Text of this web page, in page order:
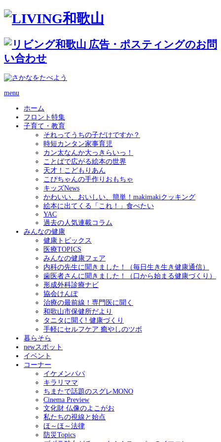
menu
ホーム
フロント特集
子育て・教育
それってうちの子だけですか？
時短カンタン家事育児
カン太なんか大っきらいっ！
ことばで広がる絵本の世界
天才！こどもりあん
こぴちゃんの手作りおもちゃ
キッズNews
かわいい、おいしい、簡単！makimakiクッキング
絵本に出てくる「これ！」食べたい
YAC
過去の人気連載コラム
みんなの健康
健康トピックス
医療TOPICS
みんなの健康フェア
内科の先生に聞きました！（毎日生き生き健康通信）
歯医者さんに聞きました！（口から始まる健康づくり）
形成外科診療ナビ
協会けんぽ
治療の最前線！専門医に聞く
和歌山市保健所だより
タニタに聞く! 健康づくり
手軽にセルフケア 癒やしのツボ
暮らそら
newスポット
イベント
コーナー
イケメンパパ
キラリママ
ちまたで話題のスグレMONO
Cinema Preview
文化財 仏像のよこがお
私たちの視線と始点
ほ～ほ～法律
防災Topics